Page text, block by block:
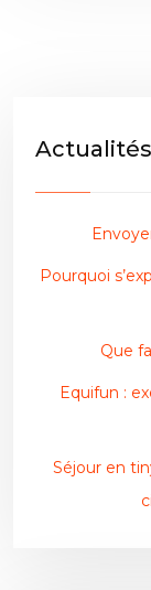
Pourquoi
Que
Equifun :
Séjour en